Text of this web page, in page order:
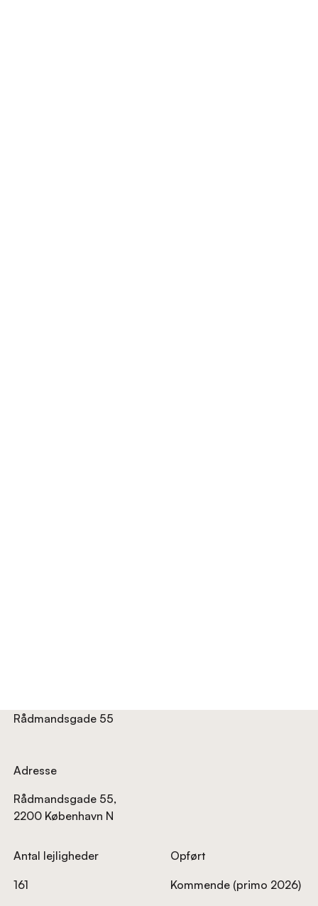
Rådmandsgade 55
Adresse
Rådmandsgade 55,
2200 København N
Antal lejligheder
161
Opført
Kommende (primo 2026)